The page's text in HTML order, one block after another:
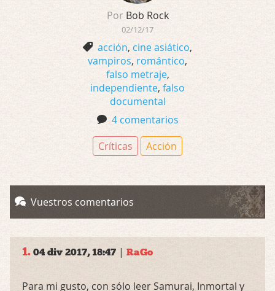
PorBob Rock
02/12/17
acción, cine asiático,
vampiros, romántico,
falso metraje,
independiente, falso
documental
4 comentarios
Críticas
Acción
Vuestros comentarios
1. 04 div 2017, 18:47 | RaGo
Para mi gusto, con sólo leer Samurai, Inmortal y